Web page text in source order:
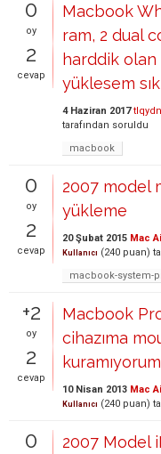
0
oy
2
cevap
Macbook
ram, 2 dual
harddik olan
yüklesem
4 Haziran 2017 tlqydn
tarafından soruldu
macbook
0
oy
2
cevap
2007 model
yükleme
20 Şubat 2015 Mac
Kullanıcı (240 puan)
macbook-system-
+2
oy
2
cevap
Macbook
cihazıma
10 Nisan 2013 Mac
Kullanıcı (240 puan)
0
2007 Model